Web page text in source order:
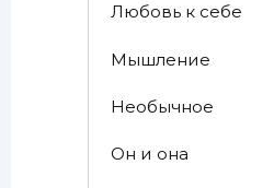
Любовь к себе
Мышление
Необычное
Он и она